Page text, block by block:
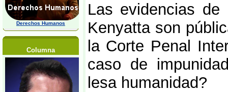
Derechos Humanos
Columna
Las evidencias
Kenyatta son
la Corte Penal
caso de
lesa humanidad?